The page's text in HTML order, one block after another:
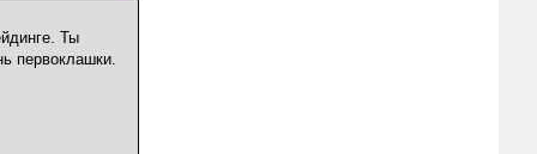
Ты
первоклашки.